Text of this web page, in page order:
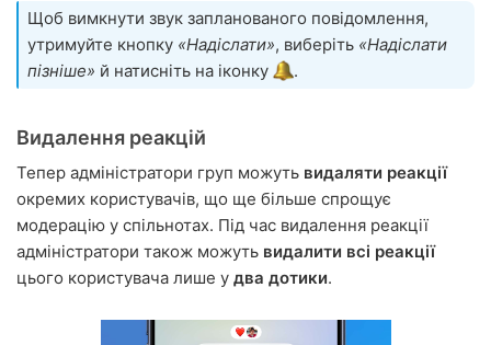
Щоб вимкнути звук запланованого повідомлення,
утримуйте кнопку «Надіслати», виберіть «Надіслати
пізніше» й натисніть на іконку .
Видалення реакцій
Тепер адміністратори груп можуть видаляти реакції
окремих користувачів, що ще більше спрощує
модерацію у спільнотах. Під час видалення реакції
адміністратори також можуть видалити всі реакції
цього користувача лише у два дотики.